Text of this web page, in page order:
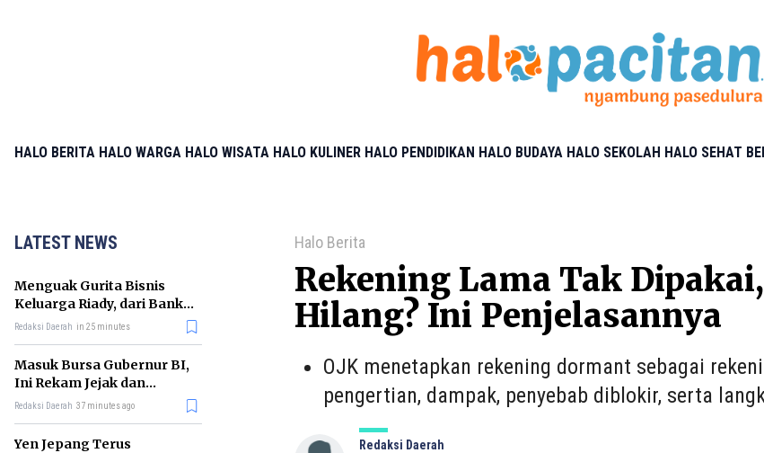
HALO BERITA HALO WARGA HALO WISATA HALO KULINER HALO PENDIDIKAN HALO BUDAYA HALO SEKOLAH HALO SEHAT
LATEST NEWS
Menguak Gurita Bisnis
Keluarga Riady, dari Bank
hingga Rumah Sakit
Redaksi Daerah in 25 minutes
Masuk Bursa Gubernur BI,
Ini Rekam Jejak dan
Kontroversi Burhanuddin
Redaksi Daerah 37 minutes ago
Yen Jepang Terus
Halo Berita
Rekening Lama Tak
Hilang? Ini Penjelasannya
OJK menetapkan rekening dormant sebagai
pengertian, dampak, penyebab diblokir, serta
Redaksi Daerah